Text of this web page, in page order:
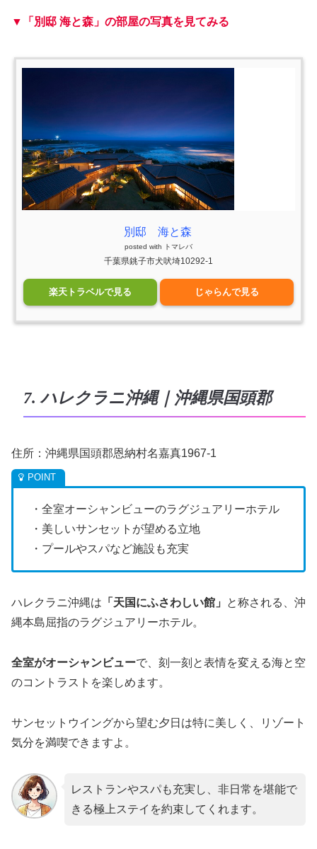
▼「別邸 海と森」の部屋の写真を見てみる
別邸 海と森
posted with トマレバ
千葉県銚子市犬吠埼10292-1
楽天トラベルで見る じゃらんで見る
7. ハレクラニ沖縄｜沖縄県国頭郡
住所：沖縄県国頭郡恩納村名嘉真1967-1
・全室オーシャンビューのラグジュアリーホテル
・美しいサンセットが望める立地
・プールやスパなど施設も充実
ハレクラニ沖縄は 「天国にふさわしい館」
と称される、沖
縄本島屈指のラグジュアリーホテル。
全室がオーシャンビューで、刻一刻と表情を変える海と空
のコントラストを楽しめます。
サンセットウイングから望む夕日は特に美しく、リゾート
気分を満喫できますよ。
レストランやスパも充実し、非日常を堪能で
きる極上ステイを約束してくれます。